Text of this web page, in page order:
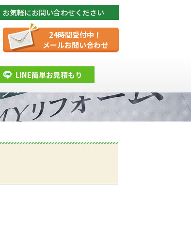
お気軽にお問い合わせください
24時間受付中！
メールお問い合わせ
LINE簡単お見積もり